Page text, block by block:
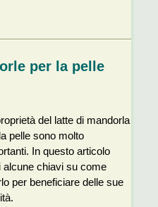
per la pelle
del latte di mandorla
pelle sono molto
In questo articolo
alcune chiavi su come
per beneficiare delle sue